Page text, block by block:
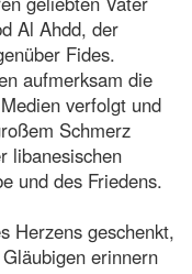
Al Ahdd, der
Fides.
aufmerksam die
verfolgt und
Schmerz
libanesischen
und des Friedens.
Herzens geschenkt,
erinnern